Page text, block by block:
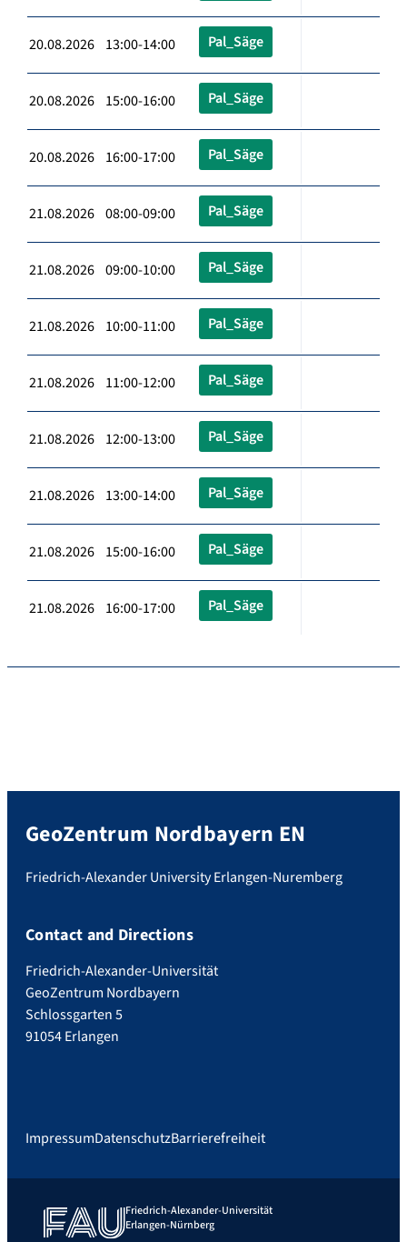
20.08.2026 13:00-14:00 Pal_Säge
20.08.2026 15:00-16:00 Pal_Säge
20.08.2026 16:00-17:00 Pal_Säge
21.08.2026 08:00-09:00 Pal_Säge
21.08.2026 09:00-10:00 Pal_Säge
21.08.2026 10:00-11:00 Pal_Säge
21.08.2026 11:00-12:00 Pal_Säge
21.08.2026 12:00-13:00 Pal_Säge
21.08.2026 13:00-14:00 Pal_Säge
21.08.2026 15:00-16:00 Pal_Säge
21.08.2026 16:00-17:00 Pal_Säge
GeoZentrum Nordbayern EN
Friedrich-Alexander University Erlangen-Nuremberg
Contact and Directions
Friedrich-Alexander-Universität
GeoZentrum Nordbayern
Schlossgarten 5
91054 Erlangen
ImpressumDatenschutzBarrierefreiheit
Friedrich-Alexander-Universität
Erlangen-Nürnberg